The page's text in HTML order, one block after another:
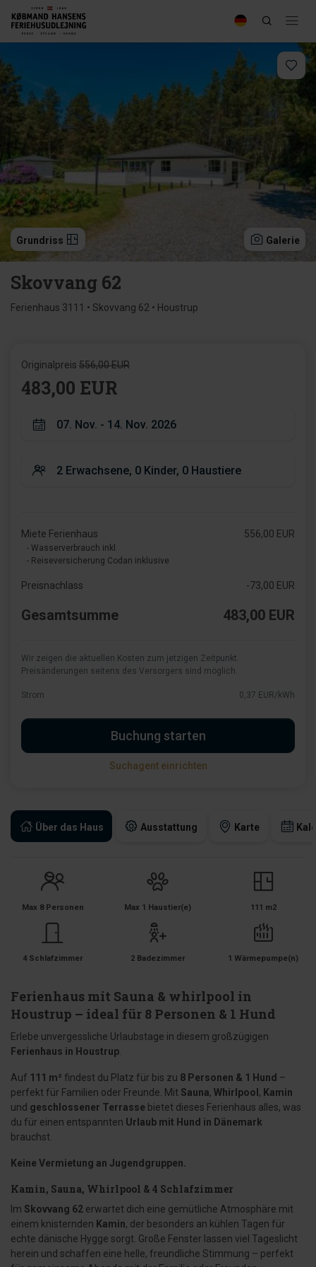
Grundriss Galerie
Skovvang 62
Ferienhaus 3111 • Skovvang 62 • Houstrup
Über das Haus Ausstattung Karte
Max 8 Personen Max 1 Haustier(e) 111 m2
4 Schlafzimmer 2 Badezimmer 1 Wärmepumpe(n)
Ferienhaus mit Sauna & whirlpool in
Houstrup – ideal für 8 Personen & 1 Hund
Erlebe unvergessliche Urlaubstage in diesem großzügigen
Ferienhaus in Houstrup
Auf 111 m² findest du Platz für bis zu 8 Personen & 1 Hund –
perfekt für Familien oder Freunde. Mit Sauna, Whirlpool , Kamin
und geschlossener Terrasse bietet dieses Ferienhaus alles, was
du für einen entspannten Urlaub mit Hund in Dänemark
brauchst.
Keine Vermietung an Jugendgruppen.
Kamin, Sauna, Whirlpool & 4 Schlafzimmer
Im Skovvang 62 erwartet dich eine gemütliche Atmosphäre mit
einem knisternden Kamin, der besonders an kühlen Tagen für
echte dänische Hygge sorgt. Große Fenster lassen viel Tageslicht
herein und schaffen eine helle, freundliche Stimmung – perfekt
Originalpreis 556,00 EUR
483,00 EUR
Miete Ferienhaus
- Wasserverbrauch inkl.
- Reiseversicherung Codan inklusive
556,00 EUR
Preisnachlass -73,00 EUR
Gesamtsumme 483,00 EUR
Wir zeigen die aktuellen Kosten zum jetzigen Zeitpunkt.
Preisänderungen seitens des Versorgers sind möglich.
Strom 0,37 EUR/kWh
Buchung starten
Suchagent einrichten